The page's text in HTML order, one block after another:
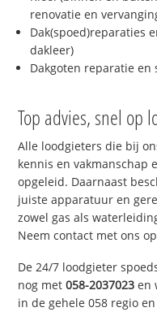
renovatie en
Dak(spoed)reparaties
dakleer)
Dakgoten reparatie en
Top advies, snel op
Alle loodgieters die bij
kennis en vakmanschap
opgeleid. Daarnaast
juiste apparatuur en
zowel gas als
Neem contact met ons
De 24/7 loodgieter
nog met058-2037023 en
in de gehele 058 regio